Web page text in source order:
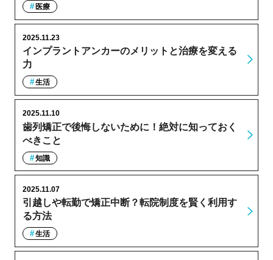
医療
インプラントアンカーのメリットと治療を変える
力
2025.11.23
生活
歯列矯正で後悔しないために！絶対に知っておく
べきこと
2025.11.10
知識
引越しや転勤で矯正中断？転院制度を賢く利用す
る方法
2025.11.07
生活